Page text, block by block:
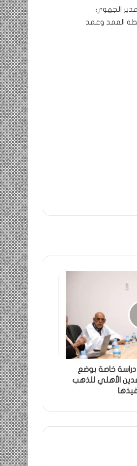
الجهوي
العمد وعمد
دراسة خاصة بوضع
الأهلي للذهب